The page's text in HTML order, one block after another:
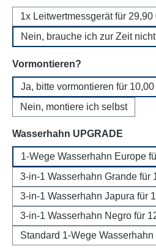
1x Leitwertmessgerät für 29,90
Nein, brauche ich zur Zeit nicht
Vormontieren?
Ja, bitte vormontieren für 10,00
Nein, montiere ich selbst
Wasserhahn UPGRADE
1-Wege Wasserhahn Europe
3-in-1 Wasserhahn Grande für
3-in-1 Wasserhahn Japura für
3-in-1 Wasserhahn Negro für
Standard 1-Wege Wasserhahn